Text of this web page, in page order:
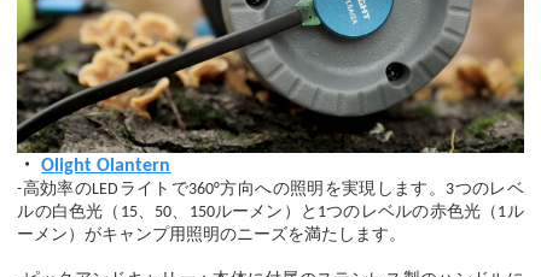
・ Olight Olantern
-高効率のLEDライトで360°方向への照明を実現します。3つのレベ
ルの白色光（15、50、150ルーメン）と1つのレベルの赤色光（1ル
ーメン）がキャンプ用照明のニーズを満たします。